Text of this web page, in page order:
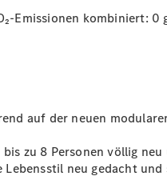
Emissionen kombiniert: 0
auf der neuen
zu 8 Personen völlig
neu gedacht